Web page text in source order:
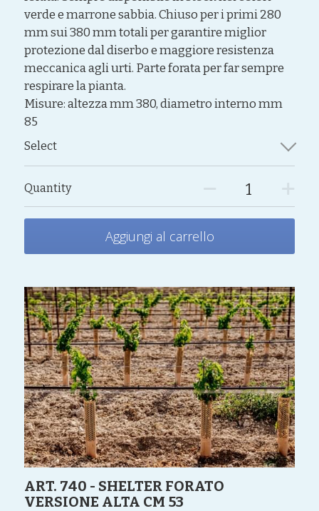
verde e marrone sabbia. Chiuso per i primi 280
mm sui 380 mm totali per garantire miglior
protezione dal diserbo e maggiore resistenza
meccanica agli urti. Parte forata per far sempre
respirare la pianta.
Misure: altezza mm 380, diametro interno mm
85
Select
Quantity
Aggiungi al carrello
ART. 740 - SHELTER FORATO
VERSIONE ALTA CM 53